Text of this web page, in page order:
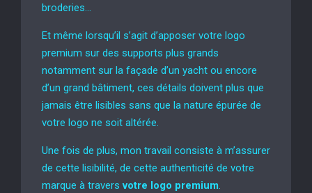
broderies…
Et même lorsqu’il s’agit d’apposer votre logo
premium sur des supports plus grands
notamment sur la façade d’un yacht ou encore
d’un grand bâtiment, ces détails doivent plus que
jamais être lisibles sans que la nature épurée de
votre logo ne soit altérée.
Une fois de plus, mon travail consiste à m’assurer
de cette lisibilité, de cette authenticité de votre
marque à traversvotre logo premium.